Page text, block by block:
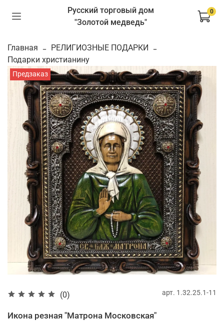
Русский торговый дом
"Золотой медведь"
0
Главная
РЕЛИГИОЗНЫЕ ПОДАРКИ
Подарки христианину
Предзаказ
(0) арт. 1.32.25.1-11
Икона резная "Матрона Московская"